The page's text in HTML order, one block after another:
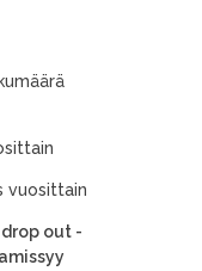
vuosittain
out -